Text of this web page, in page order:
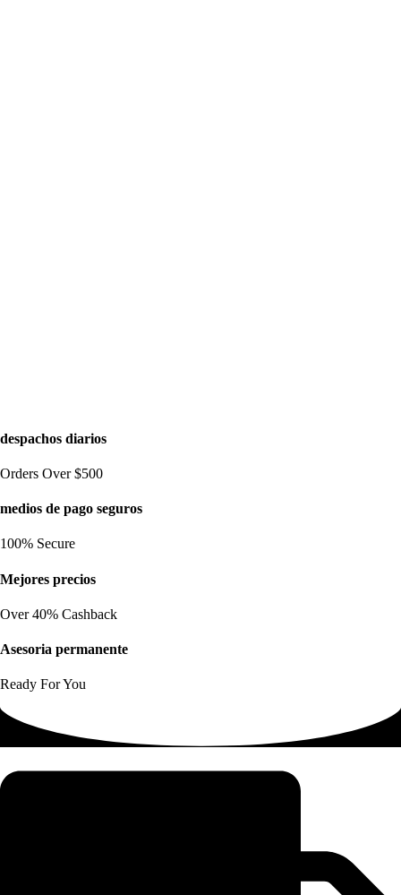
despachos diarios
Orders Over $500
medios de pago seguros
100% Secure
Mejores precios
Over 40% Cashback
Asesoria permanente
Ready For You